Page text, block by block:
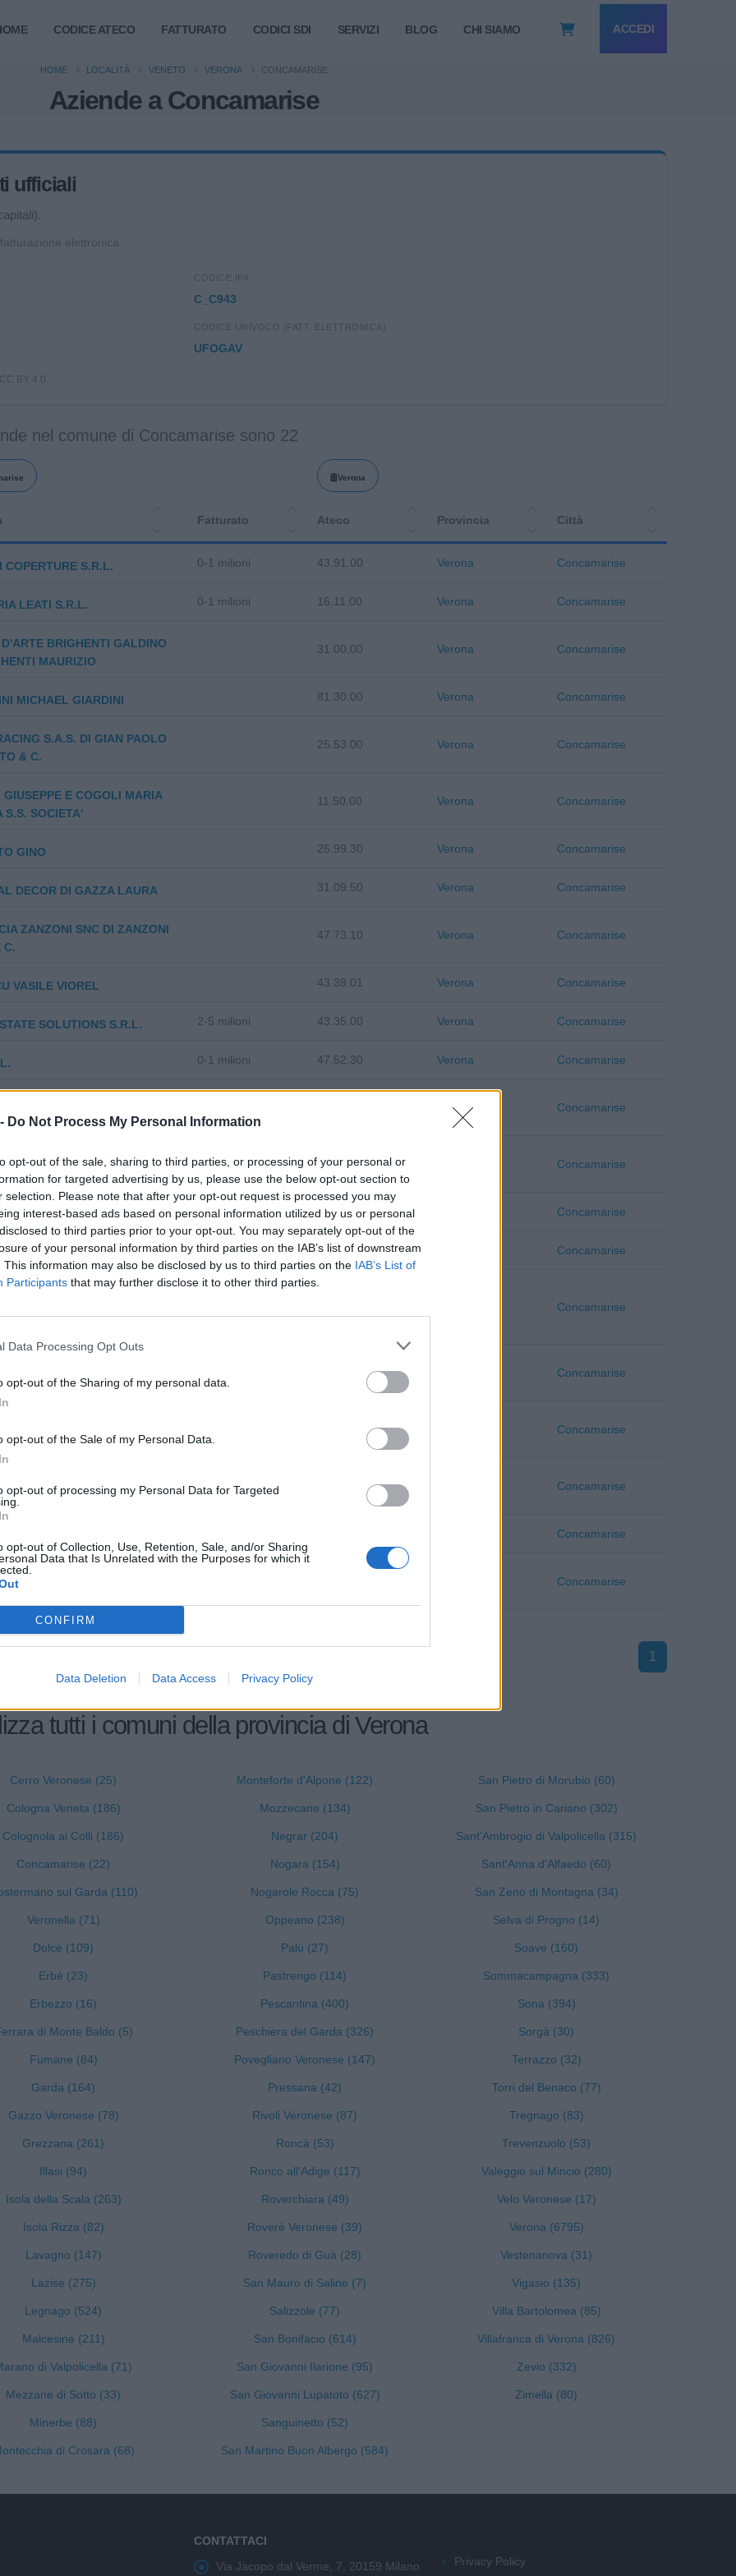
Do Not Process My Personal Information
opt-out of the sale, sharing to third parties, or processing of your personal or
for targeted advertising by us, please use the below opt-out section to
selection. Please note that after your opt-out request is processed you may
interest-based ads based on personal information utilized by us or personal
to third parties prior to your opt-out. You may separately opt-out of the
of your personal information by third parties on the IAB’s list of downstream
This information may also be disclosed by us to third parties on the IAB’s List of
Participants that may further disclose it to other third parties.
Data Processing Opt Outs
opt-out of the Sharing of my personal data.
opt-out of the Sale of my Personal Data.
opt-out of processing my Personal Data for Targeted
opt-out of Collection, Use, Retention, Sale, and/or Sharing
Data that Is Unrelated with the Purposes for which it
CONFIRM
Data Deletion Data Access Privacy Policy
CODICE ATECO FATTURATO CODICI SDI SERVIZI BLOG CHI SIAMO ACCEDI
Aziende a Concamarise
HOME LOCALITÀ VENETO VERONA CONCAMARISE
ufficiali
elettronica.
CODICE IPA
C_C943
CODICE UNIVOCO (FATT. ELETTRONICA)
UFOGAV
BY 4.0.
nel comune di Concamarise sono 22
Verona
Fatturato Ateco Provincia Città
COPERTURE S.R.L. 0-1 milioni 43.91.00 Verona Concamarise
LEATI S.R.L. 0-1 milioni 16.11.00 Verona Concamarise
BRIGHENTI GALDINO
MAURIZIO
31.00.00 Verona Concamarise
MICHAEL GIARDINI 81.30.00 Verona Concamarise
S.A.S. DI GIAN PAOLO
& C.
25.53.00 Verona Concamarise
GIUSEPPE E COGOLI MARIA
S.S. SOCIETA'
11.50.00 Verona Concamarise
GINO 25.99.30 Verona Concamarise
DECOR DI GAZZA LAURA 31.09.50 Verona Concamarise
ZANZONI SNC DI ZANZONI
C.
47.73.10 Verona Concamarise
VASILE VIOREL 43.39.01 Verona Concamarise
SOLUTIONS S.R.L. 2-5 milioni 43.35.00 Verona Concamarise
0-1 milioni 47.52.30 Verona Concamarise
SEMPLICE
Verona Concamarise
DARIO SNC DI ROSSETTI
C. IN LIQUIDAZIONE
31.00.00 Concamarise
EMANUELE 31.09.90 Concamarise
NICOLA E MICHELE & C. S.a.s. 31.00.00 Concamarise
SOCIETA' A
Concamarise
Concamarise
Concamarise
LIMITATA
0-1 milioni Concamarise
Concamarise
AGRICOLA CONCAMARISE
Concamarise
1
tutti i comuni della provincia di Verona
Cerro Veronese (25)
Cologna Veneta (186)
Colognola ai Colli (186)
Concamarise (22)
sul Garda (110)
Veronella (71)
Dolcè (109)
Erbè (23)
Erbezzo (16)
di Monte Baldo (5)
Fumane (84)
Garda (164)
Gazzo Veronese (78)
Grezzana (261)
Illasi (94)
Isola della Scala (263)
Isola Rizza (82)
Lavagno (147)
Lazise (275)
Legnago (524)
Malcesine (211)
di Valpolicella (71)
Mezzane di Sotto (33)
Minerbe (88)
di Crosara (68)
Monteforte d'Alpone (122)
Mozzecane (134)
Negrar (204)
Nogara (154)
Nogarole Rocca (75)
Oppeano (238)
Palù (27)
Pastrengo (114)
Pescantina (400)
Peschiera del Garda (326)
Povegliano Veronese (147)
Pressana (42)
Rivoli Veronese (87)
Roncà (53)
Ronco all'Adige (117)
Roverchiara (49)
Roverè Veronese (39)
Roveredo di Guà (28)
San Mauro di Saline (7)
Salizzole (77)
San Bonifacio (614)
San Giovanni Ilarione (95)
San Giovanni Lupatoto (627)
Sanguinetto (52)
San Martino Buon Albergo (584)
San Pietro di Morubio (60)
San Pietro in Cariano (302)
Sant'Ambrogio di Valpolicella (315)
Sant'Anna d'Alfaedo (60)
San Zeno di Montagna (34)
Selva di Progno (14)
Soave (160)
Sommacampagna (333)
Sona (394)
Sorgà (30)
Terrazzo (32)
Torri del Benaco (77)
Tregnago (83)
Trevenzuolo (53)
Valeggio sul Mincio (280)
Velo Veronese (17)
Verona (6795)
Vestenanova (31)
Vigasio (135)
Villa Bartolomea (85)
Villafranca di Verona (826)
Zevio (332)
Zimella (80)
CONTATTACI
Via Jacopo dal Verme, 7, 20159 Milano
Privacy Policy